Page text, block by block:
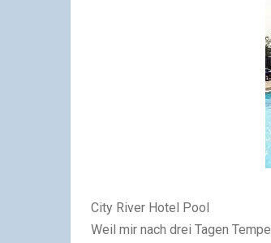
City River Hotel Pool
Weil mir nach drei Tagen